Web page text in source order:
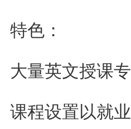
特色：
大量英文授课
课程设置以就